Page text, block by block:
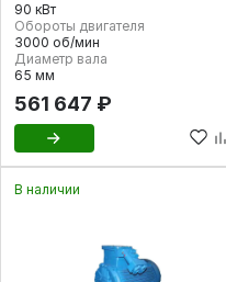
90 кВт
Обороты двигателя
3000 об/мин
Диаметр вала
65 мм
561 647 ₽
В наличии